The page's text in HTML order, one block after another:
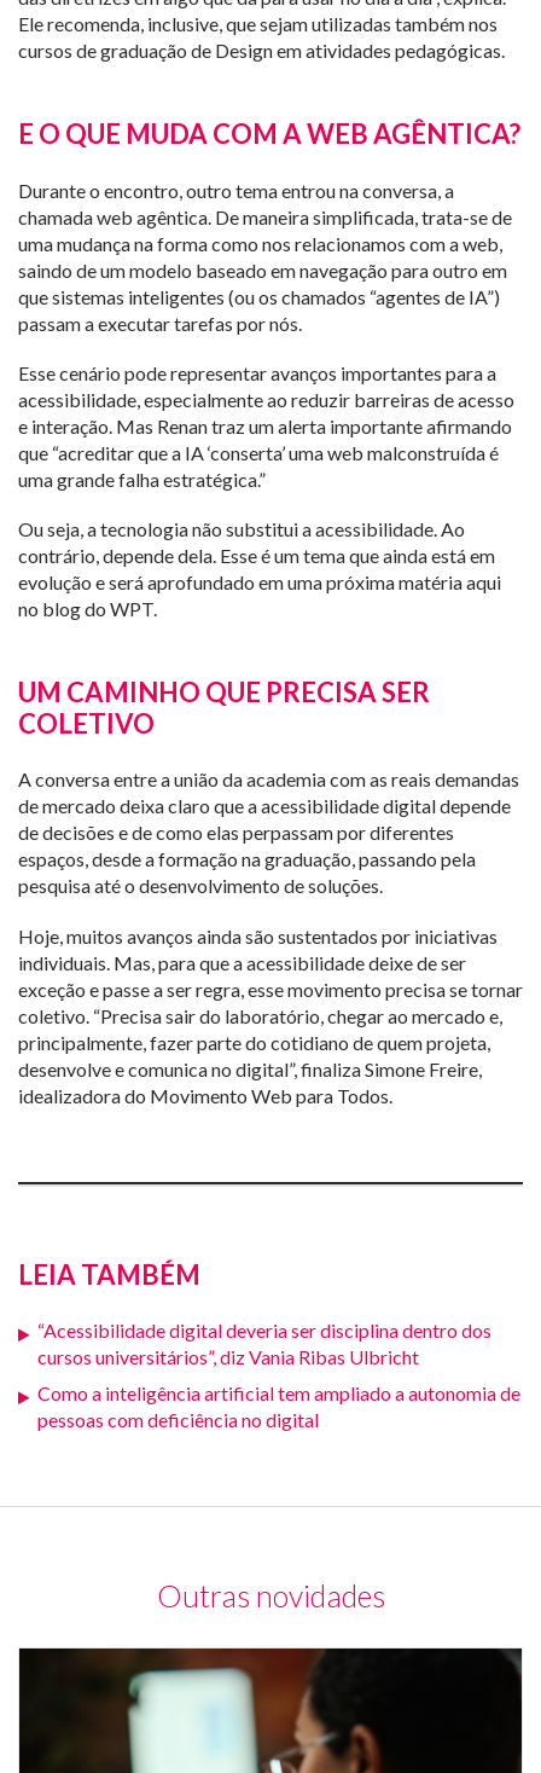
Ele recomenda, inclusive, que sejam utilizadas também nos
cursos de graduação de Design em atividades pedagógicas.
E O QUE MUDA COM A WEB AGÊNTICA?
Durante o encontro, outro tema entrou na conversa, a
chamada web agêntica. De maneira simplificada, trata-se de
uma mudança na forma como nos relacionamos com a web,
saindo de um modelo baseado em navegação para outro em
que sistemas inteligentes (ou os chamados “agentes de IA”)
passam a executar tarefas por nós.
Esse cenário pode representar avanços importantes para a
acessibilidade, especialmente ao reduzir barreiras de acesso
e interação. Mas Renan traz um alerta importante afirmando
que “acreditar que a IA ‘conserta’ uma web malconstruída é
uma grande falha estratégica.”
Ou seja, a tecnologia não substitui a acessibilidade. Ao
contrário, depende dela. Esse é um tema que ainda está em
evolução e será aprofundado em uma próxima matéria aqui
no blog do WPT.
UM CAMINHO QUE PRECISA SER
COLETIVO
A conversa entre a união da academia com as reais demandas
de mercado deixa claro que a acessibilidade digital depende
de decisões e de como elas perpassam por diferentes
espaços, desde a formação na graduação, passando pela
pesquisa até o desenvolvimento de soluções.
Hoje, muitos avanços ainda são sustentados por iniciativas
individuais. Mas, para que a acessibilidade deixe de ser
exceção e passe a ser regra, esse movimento precisa se tornar
coletivo. “Precisa sair do laboratório, chegar ao mercado e,
principalmente, fazer parte do cotidiano de quem projeta,
desenvolve e comunica no digital”, finaliza Simone Freire,
idealizadora do Movimento Web para Todos.
LEIA TAMBÉM
“Acessibilidade digital deveria ser disciplina dentro dos
cursos universitários”, diz Vania Ribas Ulbricht
Como a inteligência artificial tem ampliado a autonomia de
pessoas com deficiência no digital
Outras novidades